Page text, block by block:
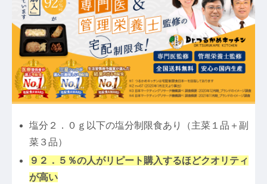
塩分２．０ｇ以下の塩分制限食あり（主菜１品＋副
菜３品）
９２．５％の人がリピート購入するほどクオリティ
が高い